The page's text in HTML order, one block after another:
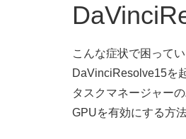
こんな症状で困って
DaVinciResolve15を
タスクマネージャー
GPUを有効にする方